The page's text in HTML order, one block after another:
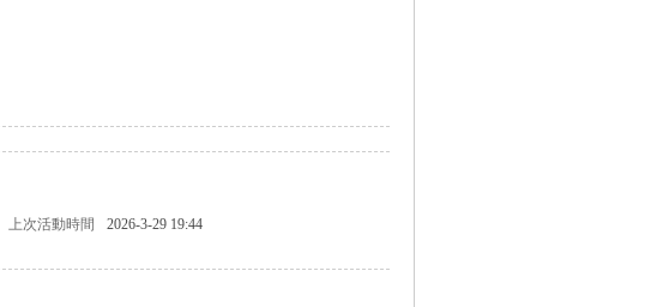
上次活動時間
2026-3-29 19:44